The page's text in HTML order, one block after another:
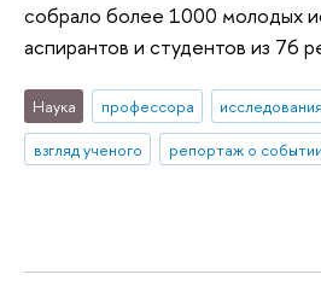
собрало более 1000 молодых
аспирантов и студентов из 76
Наука профессора
взгляд ученого
репортаж о событии